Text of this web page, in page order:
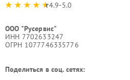
4.9-5.0
ООО "Русервис"
ИНН 7702633247
ОГРН 1077746335776
Поделиться в соц. сетях: